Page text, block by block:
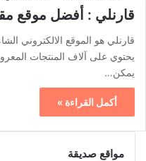
قارنلي : أفضل موقع
قارنلي هو الموقع الالكتروني
يحتوي على آلاف المنتجات
يمكن…
أكمل القراءة »
مواقع صديقة